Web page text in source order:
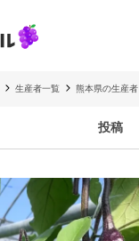
生産者一覧 熊本県の生産者
投稿